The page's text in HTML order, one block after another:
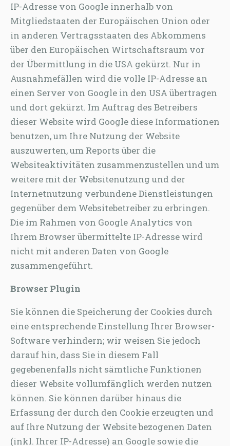
IP-Adresse von Google innerhalb von
Mitgliedstaaten der Europäischen Union oder
in anderen Vertragsstaaten des Abkommens
über den Europäischen Wirtschaftsraum vor
der Übermittlung in die USA gekürzt. Nur in
Ausnahmefällen wird die volle IP-Adresse an
einen Server von Google in den USA übertragen
und dort gekürzt. Im Auftrag des Betreibers
dieser Website wird Google diese Informationen
benutzen, um Ihre Nutzung der Website
auszuwerten, um Reports über die
Websiteaktivitäten zusammenzustellen und um
weitere mit der Websitenutzung und der
Internetnutzung verbundene Dienstleistungen
gegenüber dem Websitebetreiber zu erbringen.
Die im Rahmen von Google Analytics von
Ihrem Browser übermittelte IP-Adresse wird
nicht mit anderen Daten von Google
zusammengeführt.
Browser Plugin
Sie können die Speicherung der Cookies durch
eine entsprechende Einstellung Ihrer Browser-
Software verhindern; wir weisen Sie jedoch
darauf hin, dass Sie in diesem Fall
gegebenenfalls nicht sämtliche Funktionen
dieser Website vollumfänglich werden nutzen
können. Sie können darüber hinaus die
Erfassung der durch den Cookie erzeugten und
auf Ihre Nutzung der Website bezogenen Daten
(inkl. Ihrer IP-Adresse) an Google sowie die